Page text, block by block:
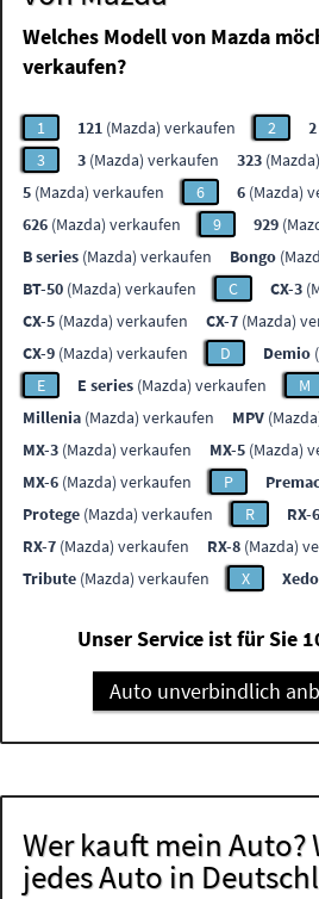
Welches Modell von Mazda
verkaufen?
1 121 (Mazda) verkaufen 2 2
3
3 (Mazda) verkaufen 323
5 (Mazda) verkaufen 6 6 (Mazda)
626 (Mazda) verkaufen 9 929
B series (Mazda) verkaufen Bongo
BT-50 (Mazda) verkaufen C CX-3
CX-5 (Mazda) verkaufen CX-7 (Mazda)
CX-9 (Mazda) verkaufen D Demio
E
E series (Mazda) verkaufen
M
Millenia (Mazda) verkaufen MPV
MX-3 (Mazda) verkaufen MX-5 (Mazda)
MX-6 (Mazda) verkaufen P
Protege (Mazda) verkaufen R RX-6
RX-7 (Mazda) verkaufen RX-8 (Mazda)
Tribute (Mazda) verkaufen X
Unser Service ist für Sie
Auto unverbindlich
Wer kauft mein Auto?
jedes Auto in